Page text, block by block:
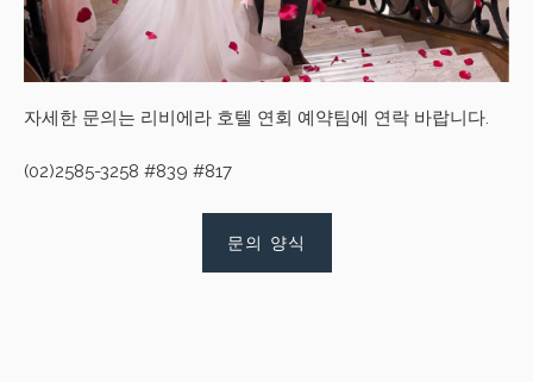
자세한 문의는 리비에라 호텔 연회 예약팀에 연락 바랍니다.
(02)2585-3258 #839 #817
문의 양식